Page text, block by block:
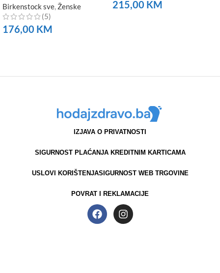
Birkenstock sve Ženske
(5)
176,00 KM
215,00 KM
IZJAVA O PRIVATNOSTI
SIGURNOST PLAĆANJA KREDITNIM KARTICAMA
USLOVI KORIŠTENJASIGURNOST WEB TRGOVINE
POVRAT I REKLAMACIJE